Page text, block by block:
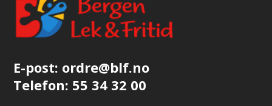
E-post: ordre@blf.no
Telefon: 55 34 32 00